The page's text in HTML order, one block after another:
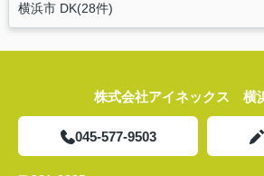
横浜市 DK(28件)
株式会社アイネックス 横
045-577-9503